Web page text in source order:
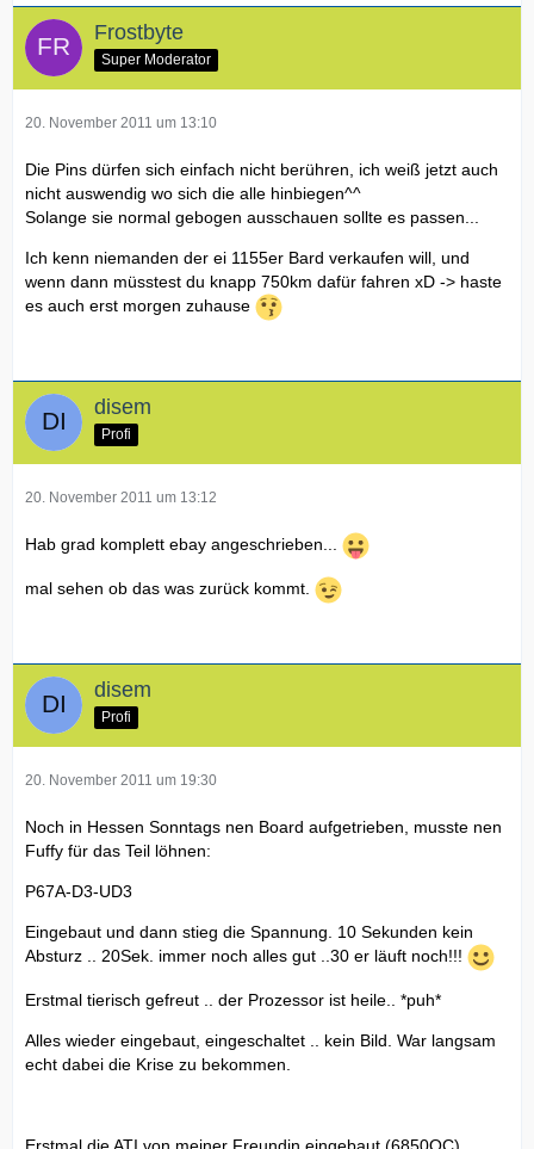
Frostbyte
Super Moderator
20. November 2011 um 13:10
Die Pins dürfen sich einfach nicht berühren, ich weiß jetzt auch
nicht auswendig wo sich die alle hinbiegen^^
Solange sie normal gebogen ausschauen sollte es passen...
Ich kenn niemanden der ei 1155er Bard verkaufen will, und
wenn dann müsstest du knapp 750km dafür fahren xD -> haste
es auch erst morgen zuhause
disem
Profi
20. November 2011 um 13:12
Hab grad komplett ebay angeschrieben...
mal sehen ob das was zurück kommt.
disem
Profi
20. November 2011 um 19:30
Noch in Hessen Sonntags nen Board aufgetrieben, musste nen
Fuffy für das Teil löhnen:
P67A-D3-UD3
Eingebaut und dann stieg die Spannung. 10 Sekunden kein
Absturz .. 20Sek. immer noch alles gut ..30 er läuft noch!!!
Erstmal tierisch gefreut .. der Prozessor ist heile.. *puh*
Alles wieder eingebaut, eingeschaltet .. kein Bild. War langsam
echt dabei die Krise zu bekommen.
Erstmal die ATI von meiner Freundin eingebaut (6850OC) ..